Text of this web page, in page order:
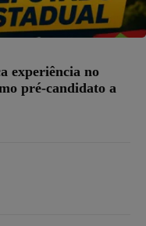
experiência no
pré-candidato a